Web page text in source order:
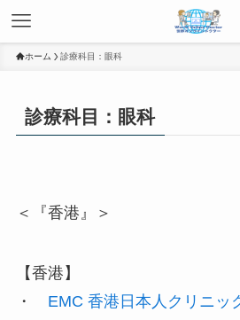
ホーム 診療科目：眼科
診療科目：眼科
＜『香港』＞
【香港】
・ EMC 香港日本人クリニッ